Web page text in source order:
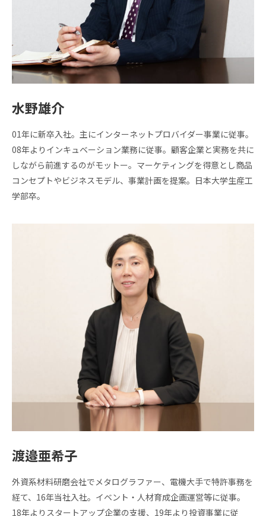
水野雄介
01年に新卒入社。主にインターネットプロバイダー事業に従事。
08年よりインキュベーション業務に従事。顧客企業と実務を共に
しながら前進するのがモットー。マーケティングを得意とし商品
コンセプトやビジネスモデル、事業計画を提案。日本大学生産工
学部卒。
渡邉亜希子
外資系材料研磨会社でメタログラファー、電機大手で特許事務を
経て、16年当社入社。イベント・人材育成企画運営等に従事。
18年よりスタートアップ企業の支援、19年より投資事業に従